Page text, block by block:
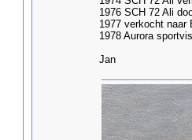
1976 SCH 72 Ali
1977 verkocht naar
1978 Aurora
Jan